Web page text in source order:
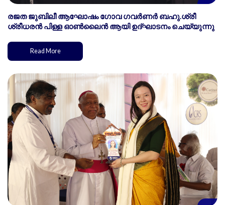
രജത ജുബിലീ ആഘോഷം ഗോവ ഗവർണർ ബഹു.ശ്രീ
ശ്രീധരൻ പിള്ള ഓൺലൈൻ ആയി ഉദ്ഘാടനം ചെയ്യുന്നു
Read More